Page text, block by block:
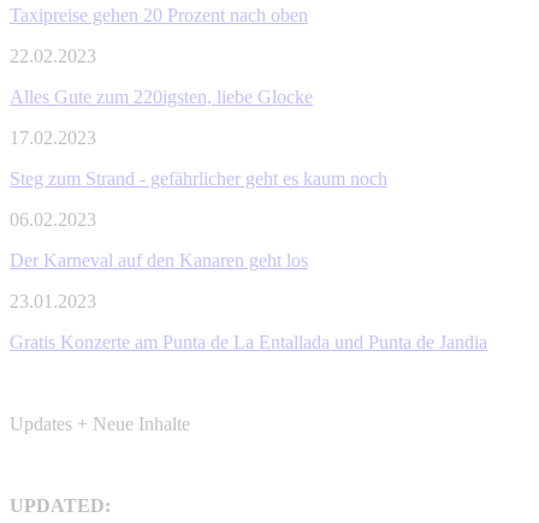
Taxipreise gehen 20 Prozent nach oben
22.02.2023
Alles Gute zum 220igsten, liebe Glocke
17.02.2023
Steg zum Strand - gefährlicher geht es kaum noch
06.02.2023
Der Karneval auf den Kanaren geht los
23.01.2023
Gratis Konzerte am Punta de La Entallada und Punta de Jandia
Updates + Neue Inhalte
UPDATED: